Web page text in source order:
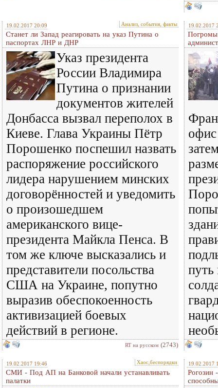
19.02.2017 20:09 Анализ, события, факты
Станет ли Запад реагировать на указ Путина о
паспортах ЛНР и ДНР
Указ президента
России Владимира
Путина о признании
документов жителей
Донбасса вызвал переполох в
Киеве. Глава Украины Пётр
Порошенко поспешил назвать
распоряжение российского
лидера нарушением минских
договорённостей и уведомить
о произошедшем
американского вице-
президента Майкла Пенса. В
том же ключе высказались и
представители посольства
США на Украине, попутно
выразив обеспокоенность
активизацией боевых
действий в регионе.
RT на русском (2743)
19.02.2017
Погромы
путь
19.02.2017 19:46 Хаос,беспорядки
СМИ - Под АП на Банковой начали устанавливать
палатки
19.02.2017
Рогозин